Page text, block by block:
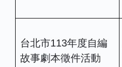
台北市113年度自編
故事劇本徵件活動